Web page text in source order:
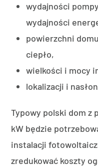
wydajności
wydajności
powierzchni
ciepło,
wielkości i mocy
lokalizacji i
Typowy polski dom z
kW będzie
instalacji
zredukować koszty